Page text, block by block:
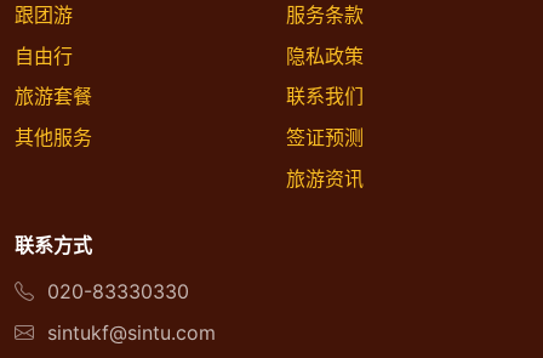
跟团游
自由行
旅游套餐
其他服务
服务条款
隐私政策
联系我们
签证预测
旅游资讯
联系方式
020-83330330
sintukf@sintu.com